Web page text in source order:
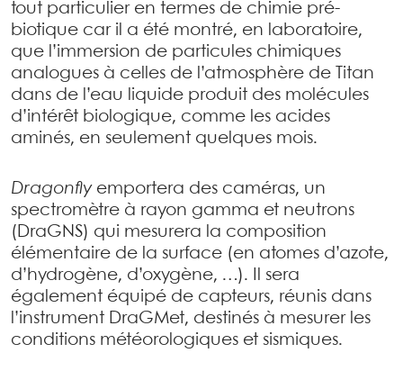
tout particulier en termes de chimie pré-
biotique car il a été montré, en laboratoire,
que l’immersion de particules chimiques
analogues à celles de l’atmosphère de Titan
dans de l’eau liquide produit des molécules
d’intérêt biologique, comme les acides
aminés, en seulement quelques mois.
Dragonflyemportera des caméras, un
spectromètre à rayon gamma et neutrons
(DraGNS) qui mesurera la composition
élémentaire de la surface (en atomes d’azote,
d’hydrogène, d’oxygène, …). Il sera
également équipé de capteurs, réunis dans
l’instrument DraGMet, destinés à mesurer les
conditions météorologiques et sismiques.